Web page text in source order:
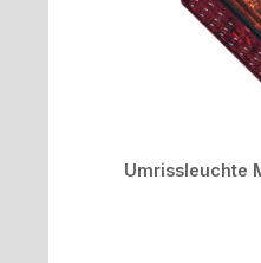
Umrissleuchte